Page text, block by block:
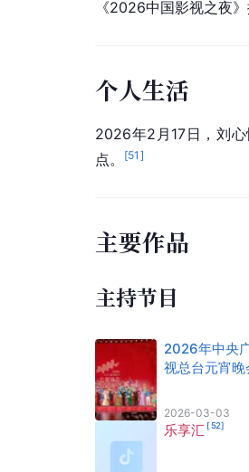
《2026中国影视之夜
个人生活
2026年2月17日，刘
点。
[51 ]
主要作品
主持节目
2026年中央
视总台元宵晚
2026-03-03
乐享汇 [52]